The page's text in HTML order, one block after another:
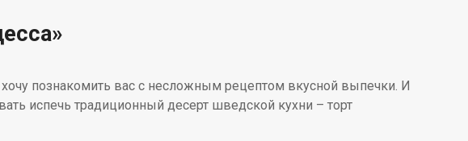
хочу познакомить вас с несложным рецептом вкусной выпечки. И
испечь традиционный десерт шведской кухни – торт